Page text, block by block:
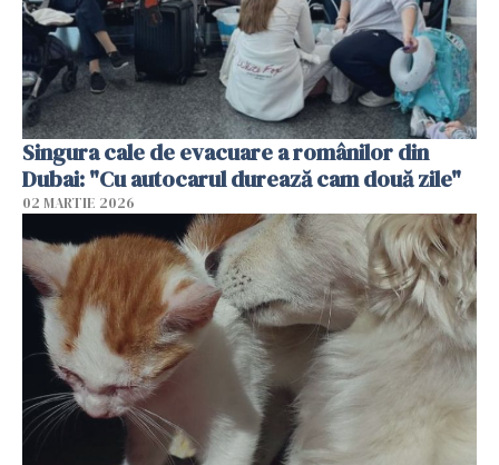
Singura cale de evacuare a românilor din
Dubai: "Cu autocarul durează cam două zile"
02 MARTIE 2026